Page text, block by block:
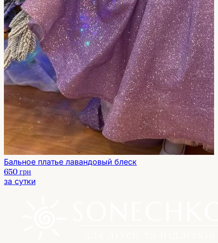
Бальное платье лавандовый блеск
650 грн
за сутки